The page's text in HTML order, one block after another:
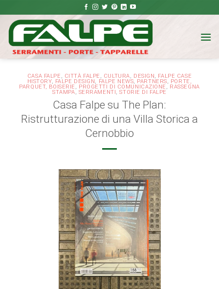
ai
contenuti
CASA FALPE , CITTÀ FALPE , CULTURA, DESIGN, FALPE CASE
HISTORY, FALPE DESIGN, FALPE NEWS, PARTNERS, PORTE,
PARQUET, BOISERIE , PROGETTI DI COMUNICAZIONE , RASSEGNA
STAMPA, SERRAMENTI,STORIE DI FALPE
Casa Falpe su The Plan:
Ristrutturazione di una Villa Storica a
Cernobbio